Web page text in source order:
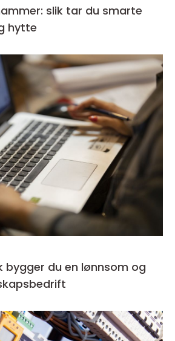
slik tar du smarte
hytte